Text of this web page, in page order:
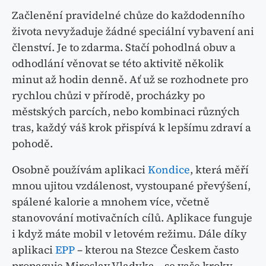
Začlenění pravidelné chůze do každodenního
života nevyžaduje žádné speciální vybavení ani
členství. Je to zdarma. Stačí pohodlná obuv a
odhodlání věnovat se této aktivitě několik
minut až hodin denně. Ať už se rozhodnete pro
rychlou chůzi v přírodě, procházky po
městských parcích, nebo kombinaci různých
tras, každý váš krok přispívá k lepšímu zdraví a
pohodě.​
Osobně používám aplikaciKondice, která měří
mnou ujitou vzdálenost, vystoupané převýšení,
spálené kalorie a mnohem více, včetně
stanovování motivačních cílů. Aplikace funguje
i když máte mobil v letovém režimu. Dále díky
aplikaciEPP– kterou na Stezce Českem často